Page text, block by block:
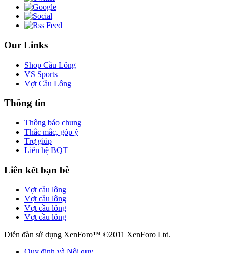
Our Links
Shop Cầu Lông
VS Sports
Vợt Cầu Lông
Thông tin
Thông báo chung
Thắc mắc, góp ý
Trợ giúp
Liên hệ BQT
Liên kết bạn bè
Vợt cầu lông
Vợt cầu lông
Vợt cầu lông
Vợt cầu lông
Diễn đàn sử dụng XenForo™ ©2011 XenForo Ltd.